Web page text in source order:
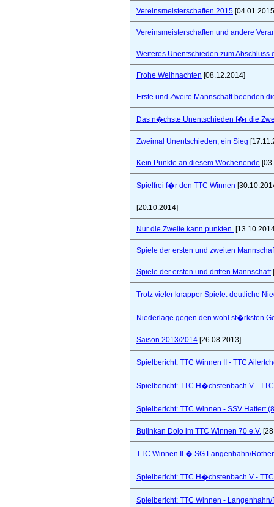
Vereinsmeisterschaften 2015
Vereinsmeisterschaften und andere
Weiteres Unentschieden zum Abschluss
Frohe Weihnachten [08.12.2014]
Erste und Zweite Mannschaft beenden
Das n�chste Unentschieden f�r die
Zweimal Unentschieden, ein Sieg
Kein Punkte an diesem Wochenende
Spielfrei f�r den TTC Winnen
[20.10.2014]
Nur die Zweite kann punkten.
Spiele der ersten und zweiten
Spiele der ersten und dritten Mannschaft
Trotz vieler knapper Spiele: deutliche
Niederlage gegen den wohl st�rksten
Saison 2013/2014 [26.08.2013]
Spielbericht: TTC Winnen II - TTC
Spielbericht: TTC H�chstenbach V -
Spielbericht: TTC Winnen - SSV Hattert
Bujinkan Dojo im TTC Winnen 70 e.V.
TTC Winnen II � SG Langenhahn/
Spielbericht: TTC H�chstenbach V -
Spielbericht: TTC Winnen -